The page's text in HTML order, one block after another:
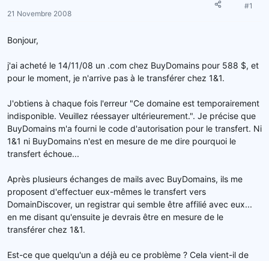
r
e
a
d
s
c
u
s
s
u
21 Novembre 2008
#1
Bonjour,
j'ai acheté le 14/11/08 un .com chez BuyDomains pour 588 $, et
pour le moment, je n'arrive pas à le transférer chez 1&1.
J'obtiens à chaque fois l'erreur "Ce domaine est temporairement
indisponible. Veuillez réessayer ultérieurement.". Je précise que
BuyDomains m'a fourni le code d'autorisation pour le transfert. Ni
1&1 ni BuyDomains n'est en mesure de me dire pourquoi le
transfert échoue...
Après plusieurs échanges de mails avec BuyDomains, ils me
proposent d'effectuer eux-mêmes le transfert vers
DomainDiscover, un registrar qui semble être affilié avec eux...
en me disant qu'ensuite je devrais être en mesure de le
transférer chez 1&1.
Est-ce que quelqu'un a déjà eu ce problème ? Cela vient-il de